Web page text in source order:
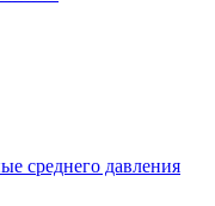
среднего давления